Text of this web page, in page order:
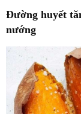
Đường huyết
nướng